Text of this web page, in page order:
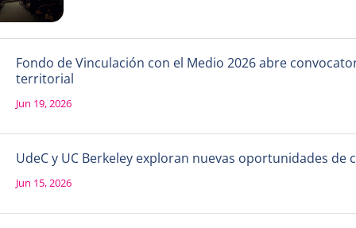
Fondo de Vinculación con el Medio 2026 abre
territorial
Jun 19, 2026
UdeC y UC Berkeley exploran nuevas oportunidades de
Jun 15, 2026